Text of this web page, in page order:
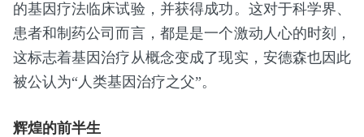
的基因疗法临床试验，并获得成功。这对于科学界、
患者和制药公司而言，都是是一个激动人心的时刻，
这标志着基因治疗从概念变成了现实，安德森也因此
被公认为“人类基因治疗之父”。
辉煌的前半生